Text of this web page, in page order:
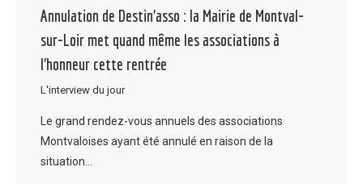
Annulation de Destin’asso : la Mairie de Montval-
sur-Loir met quand même les associations à
l’honneur cette rentrée
L'interview du jour
Le grand rendez-vous annuels des associations
Montvaloises ayant été annulé en raison de la
situation…